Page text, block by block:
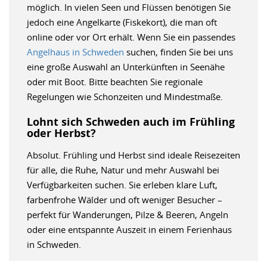
möglich. In vielen Seen und Flüssen benötigen Sie
jedoch eine Angelkarte (Fiskekort), die man oft
online oder vor Ort erhält. Wenn Sie ein passendes
Angelhaus in Schweden suchen, finden Sie bei uns
eine große Auswahl an Unterkünften in Seenähe
oder mit Boot. Bitte beachten Sie regionale
Regelungen wie Schonzeiten und Mindestmaße.
Lohnt sich Schweden auch im Frühling
oder Herbst?
Absolut. Frühling und Herbst sind ideale Reisezeiten
für alle, die Ruhe, Natur und mehr Auswahl bei
Verfügbarkeiten suchen. Sie erleben klare Luft,
farbenfrohe Wälder und oft weniger Besucher –
perfekt für Wanderungen, Pilze & Beeren, Angeln
oder eine entspannte Auszeit in einem Ferienhaus
in Schweden.